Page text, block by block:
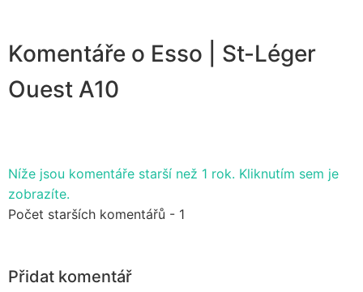
Komentáře o Esso | St-Léger
Ouest A10
Níže jsou komentáře starší než 1 rok. Kliknutím sem je
zobrazíte.
Počet starších komentářů - 1
Přidat komentář